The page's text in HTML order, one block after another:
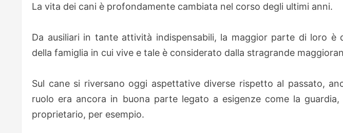
La vita dei cani è profondamente cambiata nel corso degli ultimi anni.
Da ausiliari in tante attività indispensabili, la maggior parte di loro è
della famiglia in cui vive e tale è considerato dalla stragrande
Sul cane si riversano oggi aspettative diverse rispetto al passato,
ruolo era ancora in buona parte legato a esigenze come la
proprietario, per esempio.